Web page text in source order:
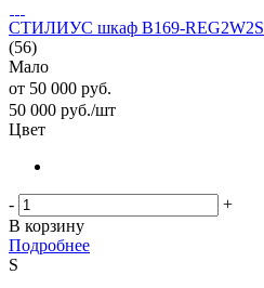
СТИЛИУС шкаф B169-REG2W2S
(56)
Мало
от 50 000 руб.
50 000 руб./шт
Цвет
-
+
В корзину
Подробнее
S